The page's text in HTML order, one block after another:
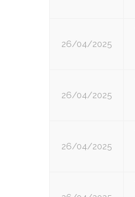
26/04/2025
26/04/2025
26/04/2025